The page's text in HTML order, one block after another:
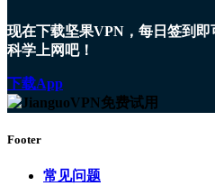
现在下载坚果VPN，每日签到
科学上网吧！
下载App
Footer
常见问题